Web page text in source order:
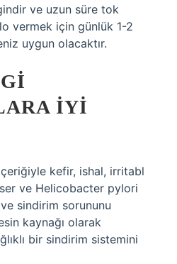
ve uzun süre tok
vermek için günlük 1-2
uygun olacaktır.
IYI
kefir, ishal, irritabl
ve Helicobacter pylori
sindirim sorununu
kaynağı olarak
bir sindirim sistemini